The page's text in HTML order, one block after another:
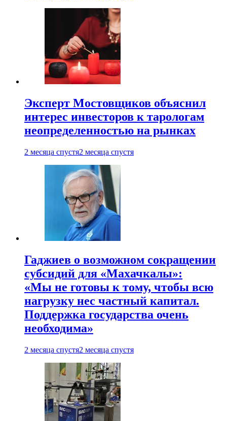
Эксперт Мостовщиков объяснил
интерес инвесторов к тарологам
неопределенностью на рынках
2 месяца спустя2 месяца спустя
Гаджиев о возможном сокращении
субсидий для «Махачкалы»:
«Мы не готовы к тому, чтобы всю
нагрузку нес частный капитал.
Поддержка государства очень
необходима»
2 месяца спустя2 месяца спустя